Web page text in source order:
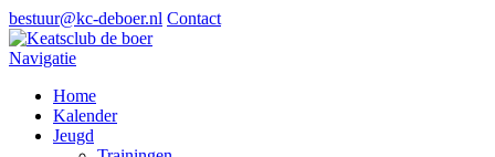
bestuur@kc-deboer.nl Contact
Navigatie
Home
Kalender
Jeugd